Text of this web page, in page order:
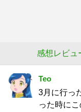
感想レビュ
Teo
3月に行っ
った時に